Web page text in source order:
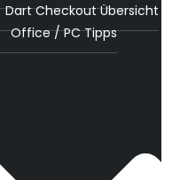
Dart Checkout Übersicht
Office / PC Tipps